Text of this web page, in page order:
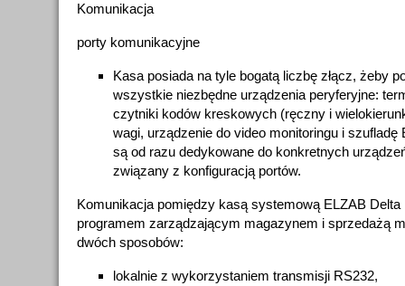
Komunikacja
porty komunikacyjne
Kasa posiada na tyle bogatą liczbę złącz, żeby
wszystkie niezbędne urządzenia peryferyjne:
czytniki kodów kreskowych (ręczny i
wagi, urządzenie do video monitoringu i szufladę
są od razu dedykowane do konkretnych
związany z konfiguracją portów.
Komunikacja pomiędzy kasą systemową ELZAB
programem zarządzającym magazynem i sprzedażą
dwóch sposobów:
lokalnie z wykorzystaniem transmisji RS232,